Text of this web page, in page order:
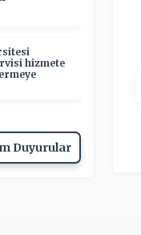
hizmete
Duyurular